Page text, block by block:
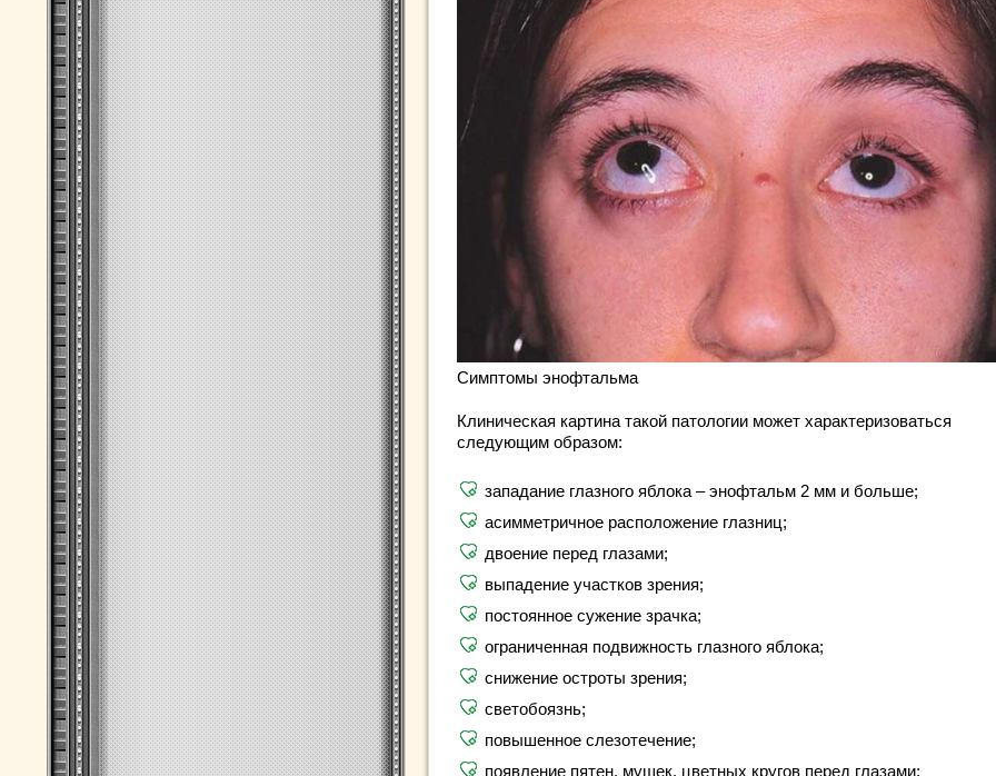
Симптомы энофтальма
Клиническая картина такой патологии может характеризоваться
следующим образом:
западание глазного яблока – энофтальм 2 мм и больше;
асимметричное расположение глазниц;
двоение перед глазами;
выпадение участков зрения;
постоянное сужение зрачка;
ограниченная подвижность глазного яблока;
снижение остроты зрения;
светобоязнь;
повышенное слезотечение;
появление пятен, мушек, цветных кругов перед глазами;